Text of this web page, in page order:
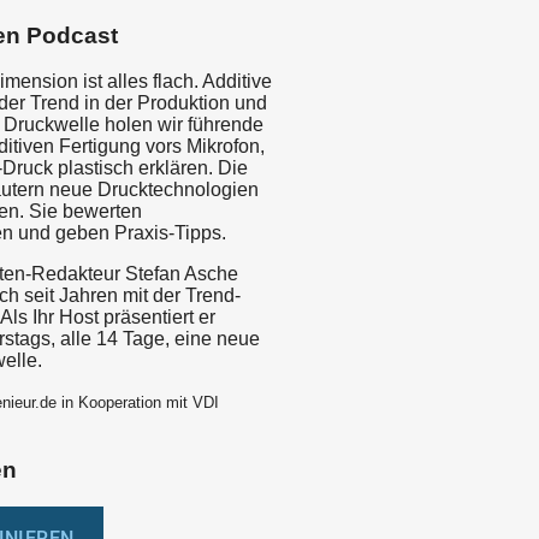
Podcast
ist alles flach. Additive
Trend in der Produktion und
holen wir führende
Fertigung vors Mikrofon,
plastisch erklären. Die
neue Drucktechnologien
Sie bewerten
und geben Praxis-Tipps.
Redakteur Stefan Asche
seit Jahren mit der Trend-
Ihr Host präsentiert er
alle 14 Tage, eine neue
in Kooperation mit VDI